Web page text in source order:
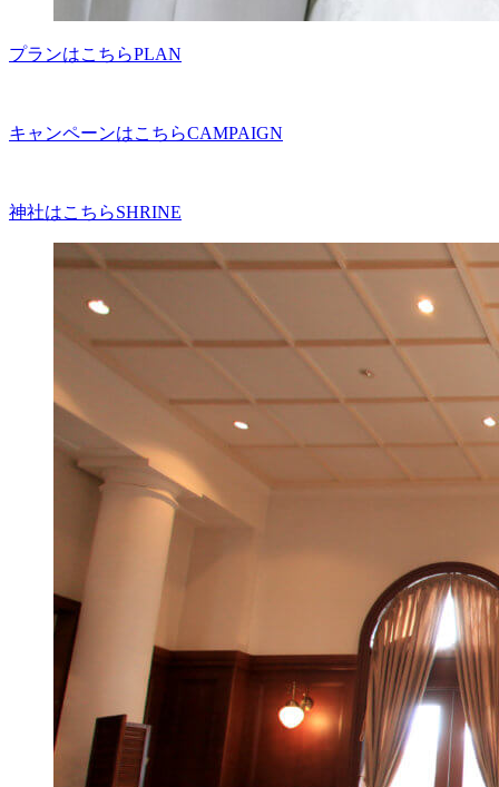
プランはこちらPLAN
キャンペーンはこちらCAMPAIGN
神社はこちらSHRINE